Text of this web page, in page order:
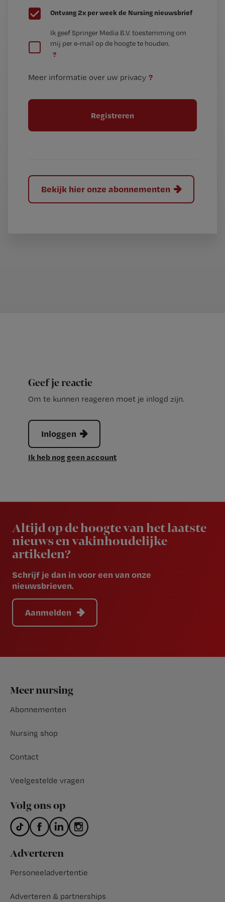
G
e
t
Ontvang 2x per week de Nursing nieuwsbrief
e
t
l
Ik geef Springer Media B.V. toestemming om
mij per e-mail op de hoogte te houden.
?
Meer informatie over uw privacy ?
Bekijk hier onze abonnementen
Geef je reactie
Om te kunnen reageren moet je inlogd zijn.
Inloggen
Ik heb nog geen account
Altijd op de hoogte van het laatste
nieuws en vakinhoudelijke
artikelen?
Schrijf je dan in voor een van onze
nieuwsbrieven.
Aanmelden
Footer
Meer nursing
Abonnementen
Nursing shop
Contact
Veelgestelde vragen
Volg ons op
Adverteren
Personeeladvertentie
Adverteren & partnerships